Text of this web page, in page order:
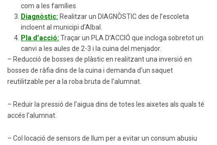
com a les famílies
Diagnòstic: Realitzar un DIAGNÒSTIC des de l’escoleta
incloent al municipi d’Albal.
Pla d’acció: Traçar un PLA D’ACCIÓ que incloga sobretot un
canvi a les aules de 2-3 i la cuina del menjador.
– Reducció de bosses de plàstic en realitzant una inversió en
bosses de ràfia dins de la cuina i demanda d’un saquet
reutilitzable per a la roba bruta de l’alumnat.
– Reduir la pressió de l’aigua dins de totes les aixetes als quals té
accés l’alumnat.
– Col·locació de sensors de llum per a evitar un consum abusiu